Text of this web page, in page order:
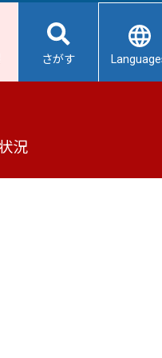
さがす
況